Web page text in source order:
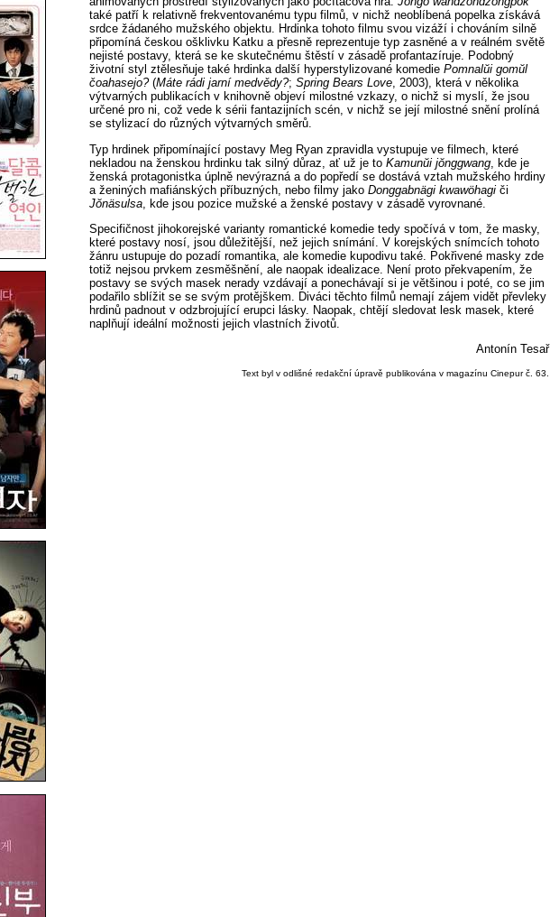
také patří k relativně frekventovanému typu filmů, v nichž neoblíbená popelka získává
srdce žádaného mužského objektu. Hrdinka tohoto filmu svou vizáží i chováním silně
připomíná českou ošklivku Katku a přesně reprezentuje typ zasněné a v reálném světě
nejisté postavy, která se ke skutečnému štěstí v zásadě profantazíruje. Podobný
životní styl ztělesňuje také hrdinka další hyperstylizované komedie Pomnalŭi gomŭl
čoahasejo?(Máte rádi jarní medvědy?; Spring Bears Love, 2003), která v několika
výtvarných publikacích v knihovně objeví milostné vzkazy, o nichž si myslí, že jsou
určené pro ni, což vede k sérii fantazijních scén, v nichž se její milostné snění prolíná
se stylizací do různých výtvarných směrů.
Typ hrdinek připomínající postavy Meg Ryan zpravidla vystupuje ve filmech, které
nekladou na ženskou hrdinku tak silný důraz, ať už je to Kamunŭi jŏnggwang , kde je
ženská protagonistka úplně nevýrazná a do popředí se dostává vztah mužského hrdiny
a ženiných mafiánských příbuzných, nebo filmy jako Donggabnägi kwawöhagi či
Jŏnäsulsa , kde jsou pozice mužské a ženské postavy v zásadě vyrovnané.
Specifičnost jihokorejské varianty romantické komedie tedy spočívá v tom, že masky,
které postavy nosí, jsou důležitější, než jejich snímání. V korejských snímcích tohoto
žánru ustupuje do pozadí romantika, ale komedie kupodivu také. Pokřivené masky zde
totiž nejsou prvkem zesměšnění, ale naopak idealizace. Není proto překvapením, že
postavy se svých masek nerady vzdávají a ponechávají si je většinou i poté, co se jim
podařilo sblížit se se svým protějškem. Diváci těchto filmů nemají zájem vidět převleky
hrdinů padnout v odzbrojující erupci lásky. Naopak, chtějí sledovat lesk masek, které
naplňují ideální možnosti jejich vlastních životů.
Antonín Tesař
Text byl v odlišné redakční úpravě publikována v magazínu Cinepur č. 63.